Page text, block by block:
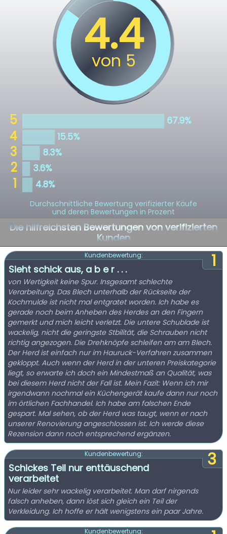
Durchschnittliche Bewertung verifizierter Käufe
und deren Bewertungen in Prozent
Die hilfreichsten Bewertungen von verifizierten
Kunden
1
Kundenbewertung:
Sieht schick aus, a b e r . . .
von Wertigkeit keine Spur. Insgesamt schlechte
Verarbeitung. Das Blech unterhalb der Rückseite der
Kochmulde ist nicht mal entgratet worden. Ich habe es
gerade noch beim Anheben des Herdes an den Fingern
gemerkt und mich leicht verletzt. Die untere Schublade ist
wackelig, nicht die geringste Stbilität, die Schrauben nicht
richtig angezogen. Die Drehknöpfe schleifen am am Blech.
Der Herd ist einfach nur im Hauruck-Verfahren zusammen
gekloppt. Auch wenn der Herd in der unteren Preiskategorie
liegt, so erwarte ich doch ein Mindestmaß an Qualität, was
bei diesem Herd nicht der Fall ist. Mein Fazit: Wenn ich mir
irgendwann nochmal ein Küchengerät kaufe dann nur noch
im örtlichen Fachhandel. Ich habe am falschen Ende
gespart. Mal sehen, ob der Herd was taugt, wenn er nach
unserer Renovierung angeschlossen ist. Ich werde diese
Rezension dann noch entsprechend ergänzen.
3
Kundenbewertung:
Schickes Teil nur enttäuschend
verarbeitet
Nur leider sehr wackelig verarbeitet. Man darf nirgends
falsch anheben, dann löst sich gleich ein Teil der
Verkleidung. Ich hoffe er hält wenigstens ein paar Jahre.
Kundenbewertung: